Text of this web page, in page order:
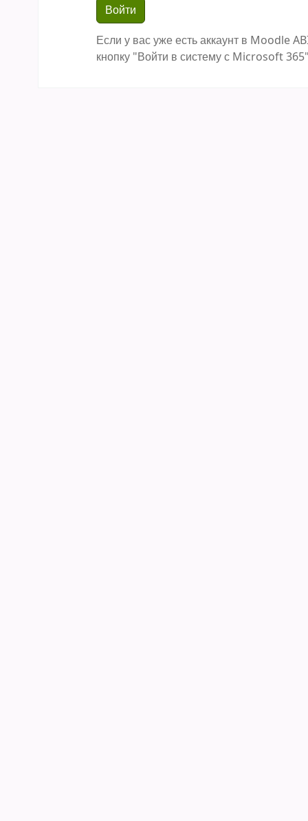
Если у вас уже есть аккаунт в Moodle
кнопку "Войти в систему с Microsoft